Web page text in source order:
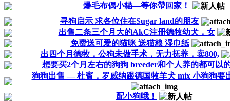
爆毛布偶小貓—等你帶回家！
寻狗启示 求各位住在Sugar land的朋友
出售二条三个月大的AkC注册德牧幼犬，女
免费送可爱的猫咪 送猫粮 湿巾纸
出四个月德牧，公狗未做手术，无力抚养，卖800,
想要买2个月左右的狗狗 breeder和个人养的都可以
狗狗出售 — 杜賓，罗威纳跟德国牧羊犬 mix 小狗狗要
配小狗哦！